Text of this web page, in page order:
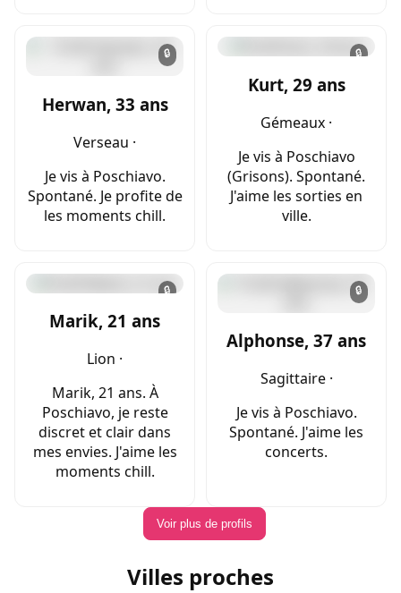
🔒
Herwan, 33 ans
Verseau ·
Je vis à Poschiavo.
Spontané. Je profite de
les moments chill.
🔒
Kurt, 29 ans
Gémeaux ·
Je vis à Poschiavo
(Grisons). Spontané.
J'aime les sorties en
ville.
🔒
Marik, 21 ans
Lion ·
Marik, 21 ans. À
Poschiavo, je reste
discret et clair dans
mes envies. J'aime les
moments chill.
🔒
Alphonse, 37 ans
Sagittaire ·
Je vis à Poschiavo.
Spontané. J'aime les
concerts.
Voir plus de profils
Villes proches